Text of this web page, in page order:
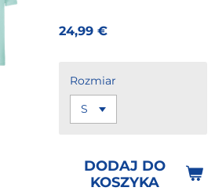
24,99 €
Rozmiar
DODAJ DO
KOSZYKA